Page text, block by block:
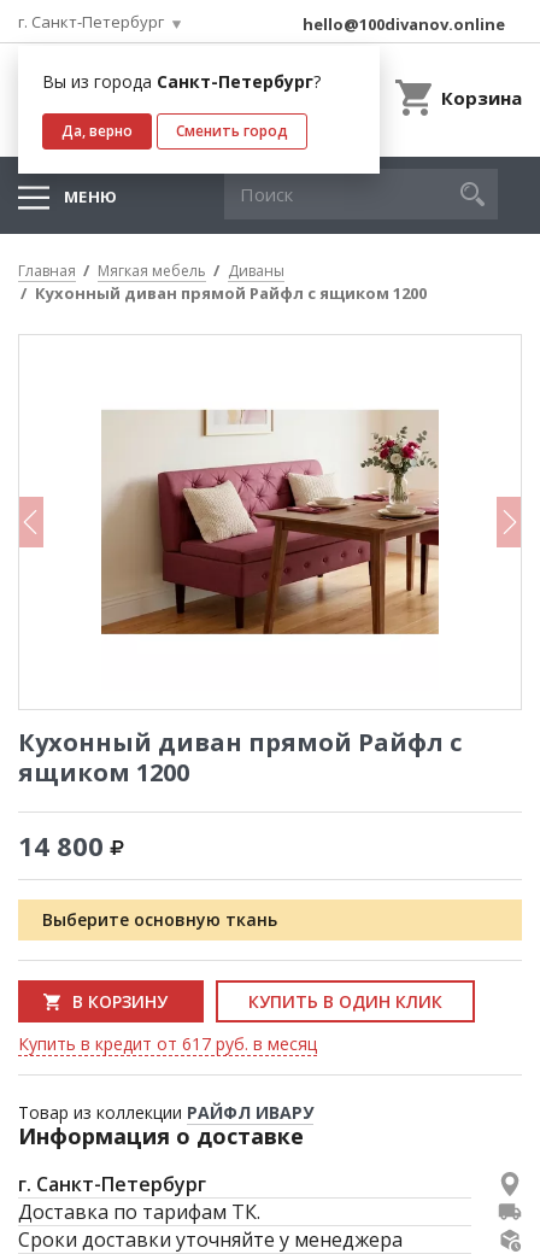
г. Санкт-Петербург
Вы из города Санкт-Петербург?
Да, верно Сменить город
hello@100divanov.online
Корзина
МЕНЮ
Главная Мягкая мебель Диваны
Кухонный диван прямой Райфл с ящиком 1200
Кухонный диван прямой Райфл с
ящиком 1200
14 800
Выберите основную ткань
В КОРЗИНУ
КУПИТЬ В ОДИН КЛИК
Купить в кредит от 617 руб. в месяц
Товар из коллекции РАЙФЛ ИВАРУ
Информация о доставке
г. Санкт-Петербург
Доставка по тарифам ТК.
Сроки доставки уточняйте у менеджера